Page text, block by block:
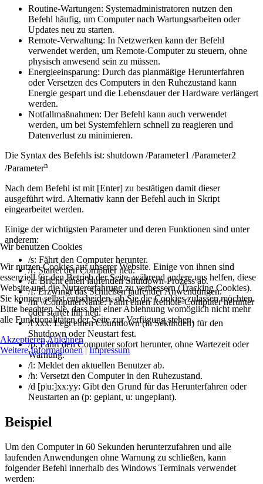
Routine-Wartungen: Systemadministratoren nutzen den
Befehl häufig, um Computer nach Wartungsarbeiten oder
Updates neu zu starten.
Remote-Verwaltung: In Netzwerken kann der Befehl
verwendet werden, um Remote-Computer zu steuern, ohne
physisch anwesend sein zu müssen.
Energieeinsparung: Durch das planmäßige Herunterfahren
oder Versetzen des Computers in den Ruhezustand kann
Energie gespart und die Lebensdauer der Hardware verlängert
werden.
Notfallmaßnahmen: Der Befehl kann auch verwendet
werden, um bei Systemfehlern schnell zu reagieren und
Datenverlust zu minimieren.
Die Syntax des Befehls ist: shutdown /Parameter1 /Parameter2
/Parametern
Nach dem Befehl ist mit [Enter] zu bestätigen damit dieser
ausgeführt wird. Alternativ kann der Befehl auch in Skript
eingearbeitet werden.
Einige der wichtigsten Parameter und deren Funktionen sind unter
anderem:
/s: Fährt den Computer herunter.
/r: Startet den Computer neu.
/a: Bricht einen laufenden Shutdown-Prozess ab.
/f: Erzwingt das Schließen laufender Anwendungen.
/m \\ComputerName: Fährt einen Remote-Computer herunter
oder startet ihn neu.
/t xxx: Legt einen Countdown (in Sekunden) für den
Shutdown oder Neustart fest.
/p: Fährt den Computer sofort herunter, ohne Wartezeit oder
Warnung.
/l: Meldet den aktuellen Benutzer ab.
/h: Versetzt den Computer in den Ruhezustand.
/d [p|u:]xx:yy: Gibt den Grund für das Herunterfahren oder
Neustarten an (p: geplant, u: ungeplant).
Beispiel
Um den Computer in 60 Sekunden herunterzufahren und alle
laufenden Anwendungen ohne Warnung zu schließen, kann
folgender Befehl innerhalb des Windows Terminals verwendet
werden:
Wir benutzen Cookies
Wir nutzen Cookies auf unserer Website. Einige von ihnen sind
essenziell für den Betrieb der Seite, während andere uns helfen, diese
Website und die Nutzererfahrung zu verbessern (Tracking Cookies).
Sie können selbst entscheiden, ob Sie die Cookies zulassen möchten.
Bitte beachten Sie, dass bei einer Ablehnung womöglich nicht mehr
alle Funktionalitäten der Seite zur Verfügung stehen.
AkzeptierenAblehnen
Weitere Informationen|Impressum